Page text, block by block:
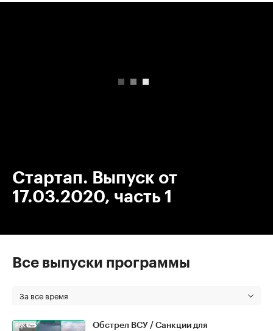
Стартап. Выпуск от
17.03.2020, часть 1
Все выпуски программы
За все время
Обстрел ВСУ / Санкции для